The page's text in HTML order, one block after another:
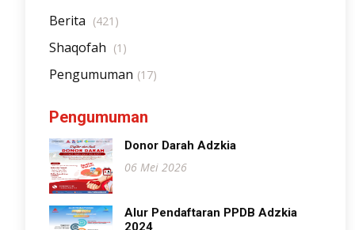
Berita (421)
Shaqofah (1)
Pengumuman (17)
Pengumuman
Donor Darah Adzkia
06 Mei 2026
Alur Pendaftaran PPDB Adzkia
2024